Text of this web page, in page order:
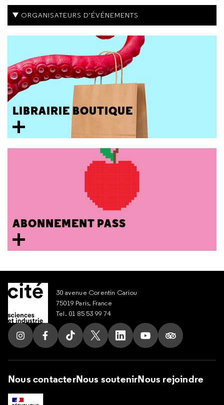
ORGANISATEURS D'ÉVÉNEMENTS
LIBRAIRIE BOUTIQUE
ABONNEMENT PASS
30 avenue Corentin Cariou
75019 Paris, France
Tel. 01 85 53 99 74
Suivez nous sur Instagram
Suivez nous sur Facebook
Suivez nous sur Tik Tok
Suivez nous sur X
Suivez nous sur LinkedIn
Suivez nous sur
Suivez nous
Nous contacterNous soutenirNous rejoindre